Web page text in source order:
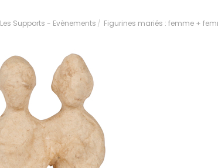
Les Supports - Evènements Figurines mariés : femme +